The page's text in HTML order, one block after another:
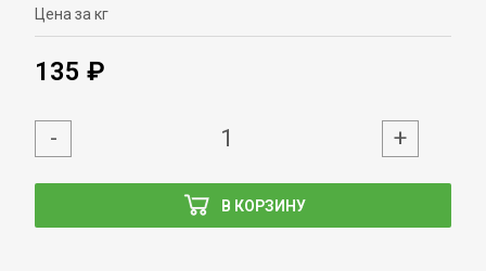
Цена за кг
135 ₽
В КОРЗИНУ
- +